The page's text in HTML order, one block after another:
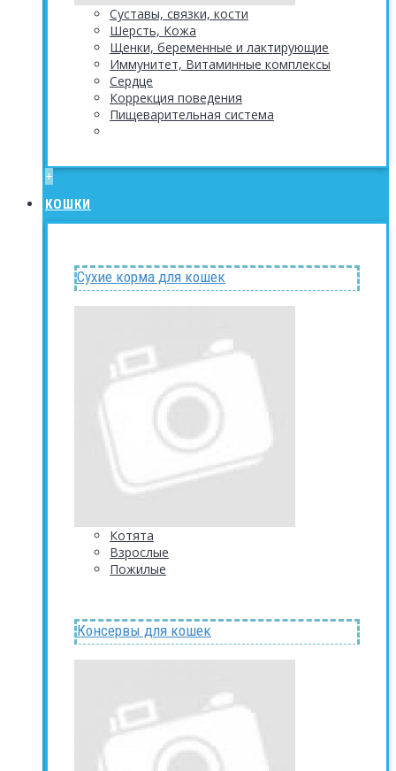
Суставы, связки, кости
Шерсть, Кожа
Щенки, беременные и лактирующие
Иммунитет, Витаминные комплексы
Сердце
Коррекция поведения
Пищеварительная система
+
КОШКИ
Сухие корма для кошек
Котята
Взрослые
Пожилые
Консервы для кошек